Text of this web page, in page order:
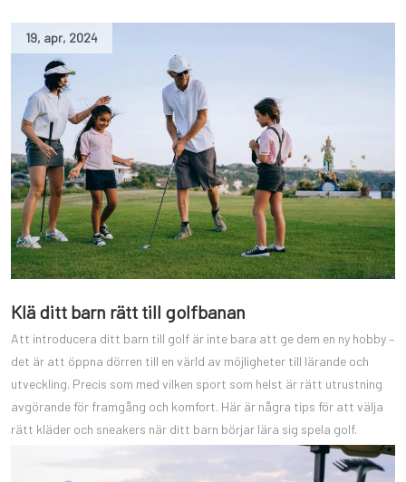
19, apr, 2024
Klä ditt barn rätt till golfbanan
Att introducera ditt barn till golf är inte bara att ge dem en ny hobby –
det är att öppna dörren till en värld av möjligheter till lärande och
utveckling. Precis som med vilken sport som helst är rätt utrustning
avgörande för framgång och komfort. Här är några tips för att välja
rätt kläder och sneakers när ditt barn börjar lära sig spela golf.